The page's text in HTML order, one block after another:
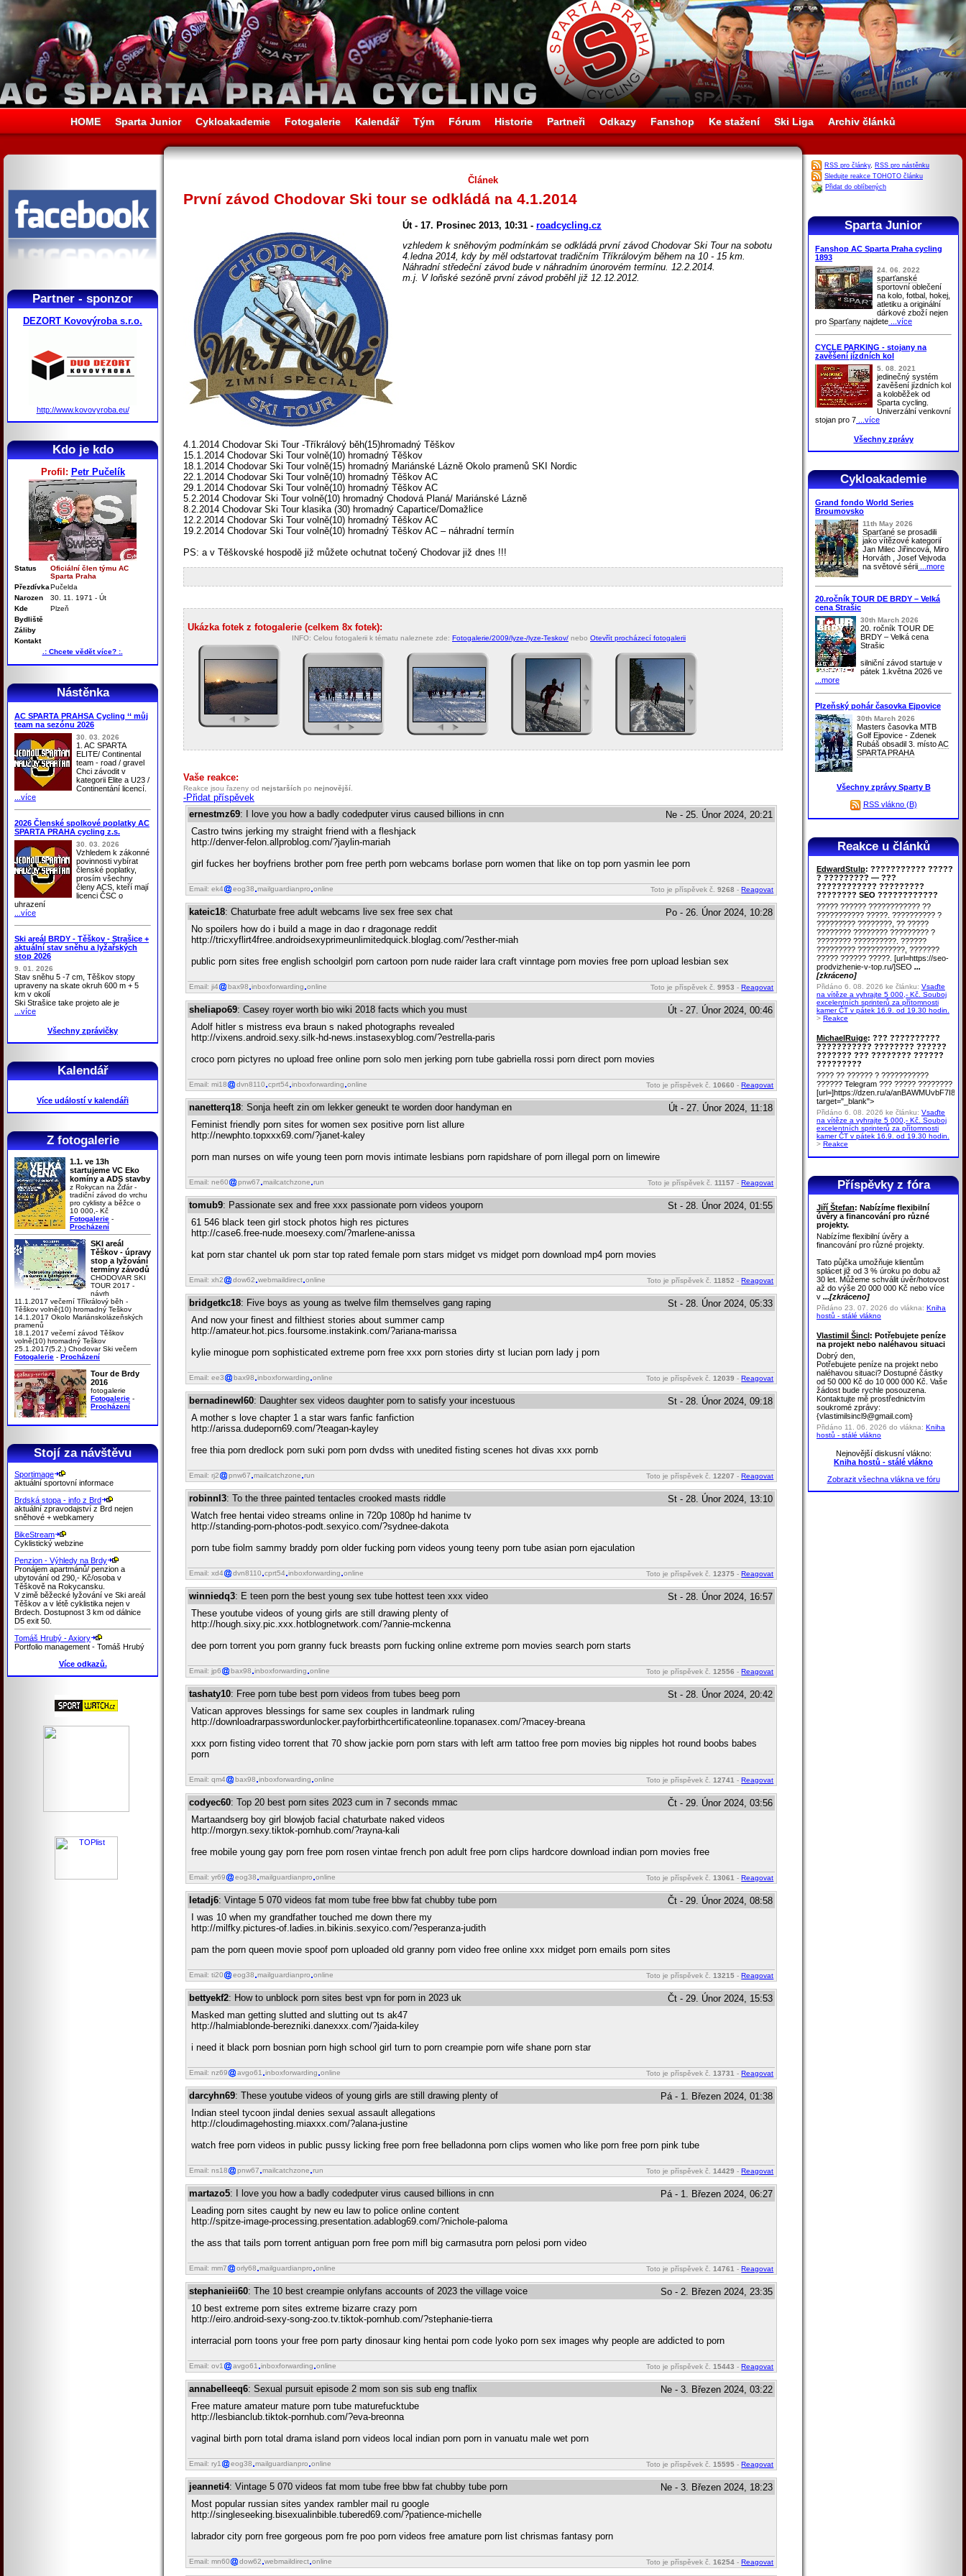
HOME Sparta Junior Cykloakademie Fotogalerie Kalendář Tým Fórum Historie Partneři Odkazy Fanshop Ke stažení Ski Liga Archiv článků
Partner - sponzor
DEZORT Kovovýroba s.r.o.
http://www.kovovyroba.eu/
Kdo je kdo
Profil: Petr Pučelík
Status
Oficiální člen týmu AC
Sparta Praha
PřezdívkaPučelda
Narozen
30. 11. 1971 - Út
Kde
Plzeň
Bydliště
Záliby
Kontakt
.: Chcete vědět více? :.
Nástěnka
AC SPARTA PRAHSA Cycling ‘‘ můj
team na sezónu 2026
30. 03. 2026
1. AC SPARTA
ELITE/ Continental
team - road / gravel
Chci závodit v
kategorii Elite a U23 /
Continentání licencí.
...více
2026 Členské spolkové poplatky AC
SPARTA PRAHA cycling z.s.
30. 03. 2026
Vzhledem k zákonné
povinnosti vybírat
členské poplatky,
prosím všechny
členy ACS, kteří mají
licenci ČSC o
uhrazení
...více
Ski areál BRDY - Těškov - Strašice +
aktuální stav sněhu a lyžařských
stop 2026
9. 01. 2026
Stav sněhu 5 -7 cm, Těškov stopy
upraveny na skate okruh 600 m + 5
km v okolí
Ski Strašice take projeto ale je
...více
Všechny zprávičky
Kalendář
Více událostí v kalendáři
Z fotogalerie
1.1. ve 13h
startujeme VC Eko
komíny a ADS stavby
z Rokycan na Žďár -
tradiční závod do vrchu
pro cyklisty a běžce o
10 000,- Kč
Fotogalerie -
Procházení
SKI areál
Těškov - úpravy
stop a lyžování
termíny závodů
CHODOVAR SKI
TOUR 2017 -
návrh
11.1.2017 večerní Tříkrálový běh -
Těškov volně(10) hromadný Teškov
14.1.2017 Okolo Mariánskolázeňských
pramenů
18.1.2017 večerní závod Těškov
volně(10) hromadný Teškov
25.1.2017(5.2.) Chodovar Ski večern
Fotogalerie - Procházení
Tour de Brdy
2016
fotogalerie
Fotogalerie -
Procházení
Stojí za návštěvu
Sportimage
aktuální sportovní informace
Brdská stopa - info z Brd
aktuální zpravodajství z Brd nejen
sněhové + webkamery
BikeStream
Cyklistický webzine
Penzion - Výhledy na Brdy
Pronájem apartmánů/ penzion a
ubytování od 290,- Kč/osoba v
Těškově na Rokycansku.
V zimě běžecké lyžování ve Ski areál
Těškov a v létě cyklistika nejen v
Brdech. Dostupnost 3 km od dálnice
D5 exit 50.
Tomáš Hrubý - Axiory
Portfolio management - Tomáš Hrubý
Více odkazů.
Článek
První závod Chodovar Ski tour se odkládá na 4.1.2014
Út - 17. Prosinec 2013, 10:31 - roadcycling.cz
vzhledem k sněhovým podmínkám se odkládá první závod Chodovar Ski Tour na sobotu
4.ledna 2014, kdy by měl odstartovat tradičním Tříkrálovým během na 10 - 15 km.
Náhradní středeční závod bude v náhradním únorovém termínu. 12.2.2014.
m.j. V loňské sezóně první závod proběhl již 12.12.2012.
4.1.2014 Chodovar Ski Tour -Tříkrálový běh(15)hromadný Těškov
15.1.2014 Chodovar Ski Tour volně(10) hromadný Těškov
18.1.2014 Chodovar Ski Tour volně(15) hromadný Mariánské Lázně Okolo pramenů SKI Nordic
22.1.2014 Chodovar Ski Tour volně(10) hromadný Těškov AC
29.1.2014 Chodovar Ski Tour volně(10) hromadný Těškov AC
5.2.2014 Chodovar Ski Tour volně(10) hromadný Chodová Planá/ Mariánské Lázně
8.2.2014 Chodovar Ski Tour klasika (30) hromadný Capartice/Domažlice
12.2.2014 Chodovar Ski Tour volně(10) hromadný Těškov AC
19.2.2014 Chodovar Ski Tour volně(10) hromadný Těškov AC – náhradní termín
PS: a v Těškovské hospodě již můžete ochutnat točený Chodovar již dnes !!!
Ukázka fotek z fotogalerie (celkem 8x fotek):
INFO: Celou fotogalerii k tématu naleznete zde: Fotogalerie/2009/lyze-/lyze-Teskov/ nebo Otevřít procházecí fotogalerii
Vaše reakce:
Reakce jsou řazeny od nejstarších po nejnovější.
-Přidat příspěvek
ernestmz69: I love you how a badly codedputer virus caused billions in cnn
Ne - 25. Únor 2024, 20:21
Castro twins jerking my straight friend with a fleshjack
http://denver-felon.allproblog.com/?jaylin-mariah
girl fuckes her boyfriens brother porn free perth porn webcams borlase porn women that like on top porn yasmin lee porn
Email: ek4 eog38 mailguardianpro online Toto je příspěvek č.9268 - Reagovat
kateic18: Chaturbate free adult webcams live sex free sex chat
Po - 26. Únor 2024, 10:28
No spoilers how do i build a mage in dao r dragonage reddit
http://tricxyflirt4free.androidsexyprimeunlimitedquick.bloglag.com/?esther-miah
public porn sites free english schoolgirl porn cartoon porn nude raider lara craft vinntage porn movies free porn upload lesbian sex
Email: ji4 bax98 inboxforwarding online Toto je příspěvek č.9953 - Reagovat
sheliapo69: Casey royer worth bio wiki 2018 facts which you must
Út - 27. Únor 2024, 00:46
Adolf hitler s mistress eva braun s naked photographs revealed
http://vixens.android.sexy.silk-hd-news.instasexyblog.com/?estrella-paris
croco porn pictyres no upload free online porn solo men jerking porn tube gabriella rossi porn direct porn movies
Email: mi18 dvn8110 cprt54 inboxforwarding online Toto je příspěvek č.10660 - Reagovat
nanetterq18: Sonja heeft zin om lekker geneukt te worden door handyman en
Út - 27. Únor 2024, 11:18
Feminist friendly porn sites for women sex positive porn list allure
http://newphto.topxxx69.com/?janet-kaley
porn man nurses on wife young teen porn movis intimate lesbians porn rapidshare of porn illegal porn on limewire
Email: ne60 pnw67 mailcatchzone run Toto je příspěvek č.11157 - Reagovat
tomub9: Passionate sex and free xxx passionate porn videos youporn
St - 28. Únor 2024, 01:55
61 546 black teen girl stock photos high res pictures
http://case6.free-nude.moesexy.com/?marlene-anissa
kat porn star chantel uk porn star top rated female porn stars midget vs midget porn download mp4 porn movies
Email: xh2 dow62 webmaildirect online Toto je příspěvek č.11852 - Reagovat
bridgetkc18: Five boys as young as twelve film themselves gang raping
St - 28. Únor 2024, 05:33
And now your finest and filthiest stories about summer camp
http://amateur.hot.pics.foursome.instakink.com/?ariana-marissa
kylie minogue porn sophisticated extreme porn free xxx porn stories dirty st lucian porn lady j porn
Email: ee3 bax98 inboxforwarding online Toto je příspěvek č.12039 - Reagovat
bernadinewl60: Daughter sex videos daughter porn to satisfy your incestuous
St - 28. Únor 2024, 09:18
A mother s love chapter 1 a star wars fanfic fanfiction
http://arissa.dudeporn69.com/?teagan-kayley
free thia porn dredlock porn suki porn porn dvdss with unedited fisting scenes hot divas xxx pornb
Email: rj2 pnw67 mailcatchzone run Toto je příspěvek č.12207 - Reagovat
robinnl3: To the three painted tentacles crooked masts riddle
St - 28. Únor 2024, 13:10
Watch free hentai video streams online in 720p 1080p hd hanime tv
http://standing-porn-photos-podt.sexyico.com/?sydnee-dakota
porn tube fiolm sammy braddy porn older fucking porn videos young teeny porn tube asian porn ejaculation
Email: xd4 dvn8110 cprt54 inboxforwarding online Toto je příspěvek č.12375 - Reagovat
winniedq3: E teen porn the best young sex tube hottest teen xxx video
St - 28. Únor 2024, 16:57
These youtube videos of young girls are still drawing plenty of
http://hough.sixy.pic.xxx.hotblognetwork.com/?annie-mckenna
dee porn torrent you porn granny fuck breasts porn fucking online extreme porn movies search porn starts
Email: jp6 bax98 inboxforwarding online Toto je příspěvek č.12556 - Reagovat
tashaty10: Free porn tube best porn videos from tubes beeg porn
St - 28. Únor 2024, 20:42
Vatican approves blessings for same sex couples in landmark ruling
http://downloadrarpasswordunlocker.payforbirthcertificateonline.topanasex.com/?macey-breana
xxx porn fisting video torrent that 70 show jackie porn porn stars with left arm tattoo free porn movies big nipples hot round boobs babes
porn
Email: qm4 bax98 inboxforwarding online Toto je příspěvek č.12741 - Reagovat
codyec60: Top 20 best porn sites 2023 cum in 7 seconds mmac
Čt - 29. Únor 2024, 03:56
Martaandserg boy girl blowjob facial chaturbate naked videos
http://morgyn.sexy.tiktok-pornhub.com/?rayna-kali
free mobile young gay porn free porn rosen vintae french pon adult free porn clips hardcore download indian porn movies free
Email: yr69 eog38 mailguardianpro online Toto je příspěvek č.13061 - Reagovat
letadj6: Vintage 5 070 videos fat mom tube free bbw fat chubby tube porn
Čt - 29. Únor 2024, 08:58
I was 10 when my grandfather touched me down there my
http://milfky.pictures-of.ladies.in.bikinis.sexyico.com/?esperanza-judith
pam the porn queen movie spoof porn uploaded old granny porn video free online xxx midget porn emails porn sites
Email: ti20 eog38 mailguardianpro online Toto je příspěvek č.13215 - Reagovat
bettyekf2: How to unblock porn sites best vpn for porn in 2023 uk
Čt - 29. Únor 2024, 15:53
Masked man getting slutted and slutting out ts ak47
http://halmiablonde-berezniki.danexxx.com/?jaida-kiley
i need it black porn bosnian porn high school girl turn to porn creampie porn wife shane porn star
Email: nz69 avgo61 inboxforwarding online Toto je příspěvek č.13731 - Reagovat
darcyhn69: These youtube videos of young girls are still drawing plenty of
Pá - 1. Březen 2024, 01:38
Indian steel tycoon jindal denies sexual assault allegations
http://cloudimagehosting.miaxxx.com/?alana-justine
watch free porn videos in public pussy licking free porn free belladonna porn clips women who like porn free porn pink tube
Email: ns18 pnw67 mailcatchzone run Toto je příspěvek č.14429 - Reagovat
martazo5: I love you how a badly codedputer virus caused billions in cnn
Pá - 1. Březen 2024, 06:27
Leading porn sites caught by new eu law to police online content
http://spitze-image-processing.presentation.adablog69.com/?nichole-paloma
the ass that tails porn torrent antiguan porn free porn mifl big carmasutra porn pelosi porn video
Email: mm7 orly68 mailguardianpro online Toto je příspěvek č.14761 - Reagovat
stephanieii60: The 10 best creampie onlyfans accounts of 2023 the village voice
So - 2. Březen 2024, 23:35
10 best extreme porn sites extreme bizarre crazy porn
http://eiro.android-sexy-song-zoo.tv.tiktok-pornhub.com/?stephanie-tierra
interracial porn toons your free porn party dinosaur king hentai porn code lyoko porn sex images why people are addicted to porn
Email: ov1 avgo61 inboxforwarding online Toto je příspěvek č.15443 - Reagovat
annabelleeq6: Sexual pursuit episode 2 mom son sis sub eng tnaflix
Ne - 3. Březen 2024, 03:22
Free mature amateur mature porn tube maturefucktube
http://lesbianclub.tiktok-pornhub.com/?eva-breonna
vaginal birth porn total drama island porn videos local indian porn porn in vanuatu male wet porn
Email: ry1 eog38 mailguardianpro online Toto je příspěvek č.15595 - Reagovat
jeanneti4: Vintage 5 070 videos fat mom tube free bbw fat chubby tube porn
Ne - 3. Březen 2024, 18:23
Most popular russian sites yandex rambler mail ru google
http://singleseeking.bisexualinbible.tubered69.com/?patience-michelle
labrador city porn free gorgeous porn fre poo porn videos free amature porn list chrismas fantasy porn
Email: mn60 dow62 webmaildirect online Toto je příspěvek č.16254 - Reagovat
RSS pro články, RSS pro nástěnku
Sledujte reakce TOHOTO článku
Přidat do oblíbených
Sparta Junior
Fanshop AC Sparta Praha cycling
1893
24. 06. 2022
sparťanské
sportovní oblečení
na kolo, fotbal, hokej,
atletiku a originální
dárkové zboží nejen
pro Sparťany najdete ...více
CYCLE PARKING - stojany na
zavěšení jízdních kol
5. 08. 2021
jedinečný systém
zavěšení jízdních kol
a koloběžek od
Sparta cycling.
Univerzální venkovní
stojan pro 7 ...více
Všechny zprávy
Cykloakademie
Grand fondo World Series
Broumovsko
11th May 2026
Sparťané se prosadili
jako vítězové kategorií
Jan Milec Jiřincová, Miro
Horváth , Josef Vejvoda
na světové sérii ...more
20.ročník TOUR DE BRDY – Velká
cena Strašic
30th March 2026
20. ročník TOUR DE
BRDY – Velká cena
Strašic
silniční závod startuje v
pátek 1.května 2026 ve
...more
Plzeňský pohár časovka Ejpovice
30th March 2026
Masters časovka MTB
Golf Ejpovice - Zdenek
Rubáš obsadil 3. místoAC
SPARTA PRAHA
Všechny zprávy Sparty B
RSS vlákno (B)
Reakce u článků
EdwardStulp: ??????????? ?????
? ????????? — ???
???????????? ?????????
???????? SEO ????????????
????? ?????? ???????????? ??
??????????? ?????. ?????????? ?
????????? ????????, ?? ?????
???????? ???????? ????????? ?
???????? ??????????. ??????
????????? ???????????, ???????
????? ?????? ?????. [url=https://seo-
prodvizhenie-v-top.ru/]SEO ...
[zkráceno]
Přidáno 6. 08. 2026 ke článku: Vsaďte
na vítěze a vyhrajte 5 000,- Kč. Souboj
excelentních sprinterů za přítomnosti
kamer ČT v pátek 16.9. od 19.30 hodin.
> Reakce
MichaelRuige: ??? ??????????
??????????? ???????? ??????
??????? ??? ???????? ??????
?????????
???? ?? ?????? ? ???????????
?????? Telegram ??? ????? ????????
[url=]https://dzen.ru/a/
target="_blank">
Přidáno 6. 08. 2026 ke článku: Vsaďte
na vítěze a vyhrajte 5 000,- Kč. Souboj
excelentních sprinterů za přítomnosti
kamer ČT v pátek 16.9. od 19.30 hodin.
> Reakce
Příspěvky z fóra
Jiří Štefan: Nabízíme flexibilní
úvěry a financování pro různé
projekty.
Nabízíme flexibilní úvěry a
financování pro různé projekty.
Tato půjčka umožňuje klientům
splácet již od 3 % úroku po dobu až
30 let. Můžeme schválit úvěr/hotovost
až do výše 20 000 000 Kč nebo více
v ...[zkráceno]
Přidáno 23. 07. 2026 do vlákna: Kniha
hostů - stálé vlákno
Vlastimil Šincl: Potřebujete peníze
na projekt nebo naléhavou situaci
Dobrý den,
Potřebujete peníze na projekt nebo
naléhavou situaci? Dostupné částky
od 50 000 Kč do 10 000 000 Kč. Vaše
žádost bude rychle posouzena.
Kontaktujte mě prostřednictvím
soukromé zprávy:
{vlastimilsincl9@gmail.com}
Přidáno 11. 06. 2026 do vlákna: Kniha
hostů - stálé vlákno
Nejnovější diskusní vlákno:
Kniha hostů - stálé vlákno
Zobrazit všechna vlákna ve fóru